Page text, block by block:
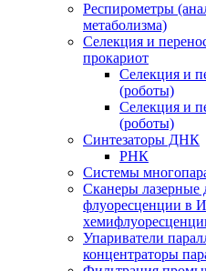
Респирометры
метаболизма)
Селекция и
прокариот
Селекция и
(роботы)
Селекция и
(роботы)
Синтезаторы ДНК
РНК
Системы
Сканеры лазерные
флуоресценции в
Упариватели
концентраторы